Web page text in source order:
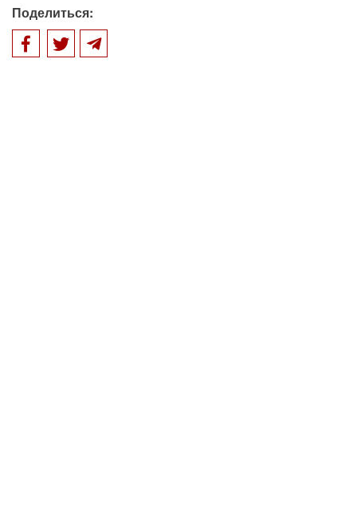
Поделиться: